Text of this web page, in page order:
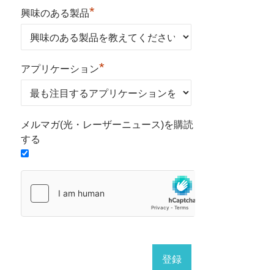
興味のある製品*
アプリケーション*
メルマガ(光・レーザーニュース)を購読
する